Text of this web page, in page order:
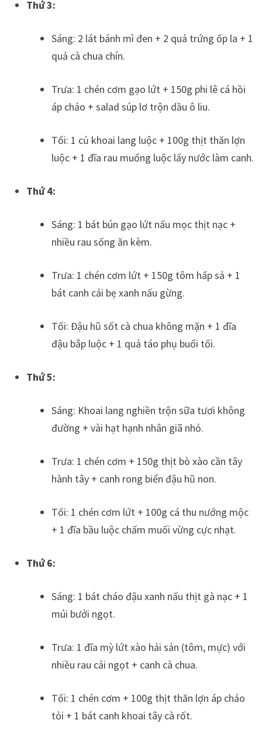
Thứ 3:
Sáng: 2 lát bánh mì đen + 2 quả trứng ốp la + 1
quả cà chua chín.
Trưa: 1 chén cơm gạo lứt + 150g phi lê cá hồi
áp chảo + salad súp lơ trộn dầu ô liu.
Tối: 1 củ khoai lang luộc + 100g thịt thăn lợn
luộc + 1 đĩa rau muống luộc lấy nước làm canh.
Thứ 4:
Sáng: 1 bát bún gạo lứt nấu mọc thịt nạc +
nhiều rau sống ăn kèm.
Trưa: 1 chén cơm lứt + 150g tôm hấp sả + 1
bát canh cải bẹ xanh nấu gừng.
Tối: Đậu hũ sốt cà chua không mặn + 1 đĩa
đậu bắp luộc + 1 quả táo phụ buổi tối.
Thứ 5:
Sáng: Khoai lang nghiền trộn sữa tươi không
đường + vài hạt hạnh nhân giã nhỏ.
Trưa: 1 chén cơm + 150g thịt bò xào cần tây
hành tây + canh rong biển đậu hũ non.
Tối: 1 chén cơm lứt + 100g cá thu nướng mộc
+ 1 đĩa bầu luộc chấm muối vừng cực nhạt.
Thứ 6:
Sáng: 1 bát cháo đậu xanh nấu thịt gà nạc + 1
múi bưởi ngọt.
Trưa: 1 đĩa mỳ lứt xào hải sản (tôm, mực) với
nhiều rau cải ngọt + canh cà chua.
Tối: 1 chén cơm + 100g thịt thăn lợn áp chảo
tỏi + 1 bát canh khoai tây cà rốt.